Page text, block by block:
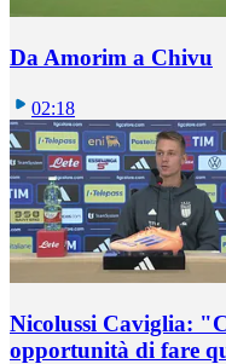
Da Amorim a Chivu
02:18
Nicolussi Caviglia:
opportunità di fare